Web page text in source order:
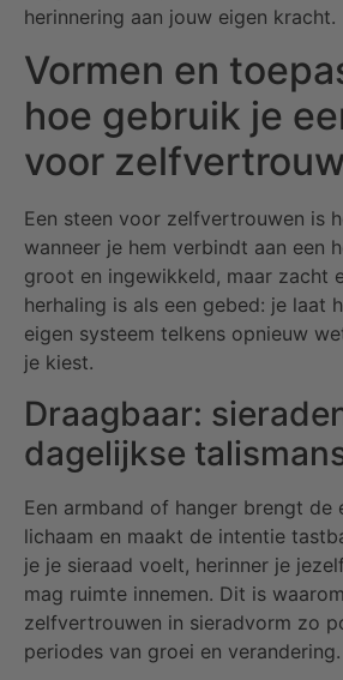
herinnering aan jouw eigen kracht.
Vormen en
hoe gebruik je
voor
Een steen voor zelfvertrouwen is
wanneer je hem verbindt aan een
groot en ingewikkeld, maar zacht
herhaling is als een gebed: je laat
eigen systeem telkens opnieuw
je kiest.
Draagbaar:
dagelijkse
Een armband of hanger brengt de
lichaam en maakt de intentie
je je sieraad voelt, herinner je
mag ruimte innemen. Dit is
zelfvertrouwen in sieradvorm zo
periodes van groei en verandering.